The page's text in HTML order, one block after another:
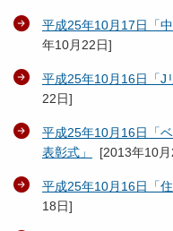
平成25年10月17日「
年10月22日]
平成25年10月16日「J
22日]
平成25年10月16日「
表彰式」
[2013年10月
平成25年10月16日「
18日]